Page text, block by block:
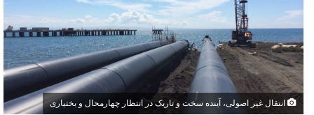
انتقال غیر اصولی، آینده سخت و تاریک در انتظار چهارمحال و بختیاری